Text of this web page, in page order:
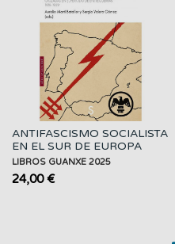
ANTIFASCISMO SOCIALISTA
EN EL SUR DE EUROPA
LIBROS GUANXE 2025
24,00 €